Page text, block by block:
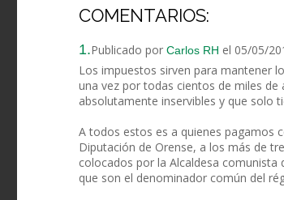
COMENTARIOS:
1.Publicado por Carlos RH el 05/05/
Los impuestos sirven para mantener
una vez por todas cientos de miles
absolutamente inservibles y que solo
A todos estos es a quienes pagamos
Diputación de Orense, a los más de
colocados por la Alcaldesa
que son el denominador común del